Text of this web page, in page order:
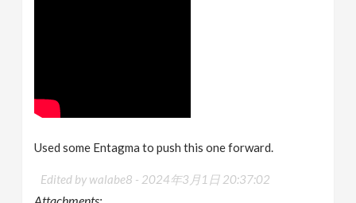
Used some Entagma to push this one forward.
Edited by walabe8 - 2024年3月1日 20:37:02